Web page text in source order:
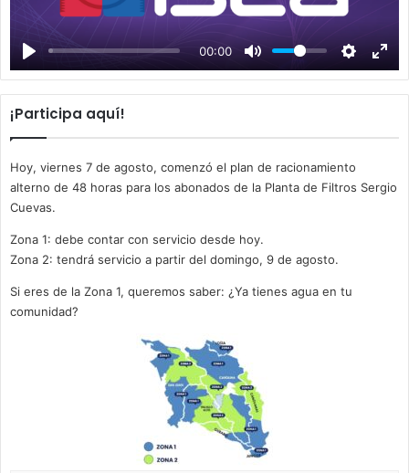
00:00
a
y
¡Participa aquí!
Hoy, viernes 7 de agosto, comenzó el plan de racionamiento
alterno de 48 horas para los abonados de la Planta de Filtros Sergio
Cuevas.
Zona 1: debe contar con servicio desde hoy.
Zona 2: tendrá servicio a partir del domingo, 9 de agosto.
Si eres de la Zona 1, queremos saber: ¿Ya tienes agua en tu
comunidad?